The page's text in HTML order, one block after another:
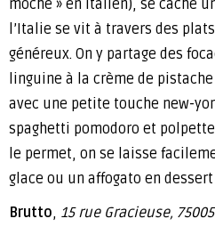
moche » en italien), se cache
l’Italie se vit à travers des
généreux. On y partage des
linguine à la crème de
avec une petite touche new-
spaghetti pomodoro et
le permet, on se laisse
glace ou un affogato en dessert
Brutto, 15 rue Gracieuse,